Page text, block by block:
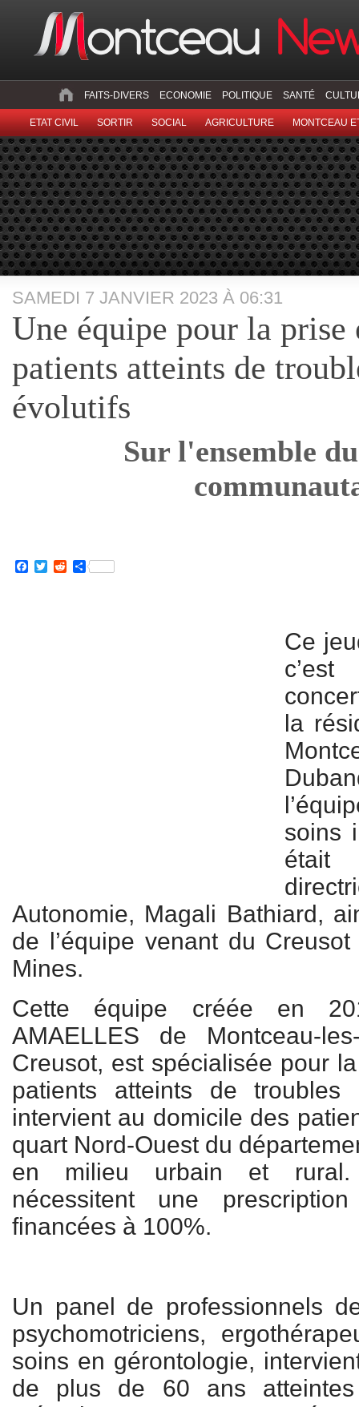
FAITS-DIVERS ECONOMIE POLITIQUE SANTÉ
ETAT CIVIL SORTIR SOCIAL AGRICULTURE MONTCEAU
SAMEDI 7 JANVIER 2023 À 06:31
Une équipe pour la prise
patients atteints de
évolutifs
Sur l'ensemble
Facebook
TwitterRedditPartager
Ce
la
soins
était
Autonomie, Magali Bathiard,
de l’équipe venant du
Mines.
Cette équipe créée en
AMAELLES de Montceau-
Creusot, est spécialisée pour
patients atteints de troubles
intervient au domicile des
quart Nord-Ouest du
en milieu urbain et rural.
nécessitent une
financées à 100%.
Un panel de professionnels
psychomotriciens,
soins en gérontologie,
de plus de 60 ans